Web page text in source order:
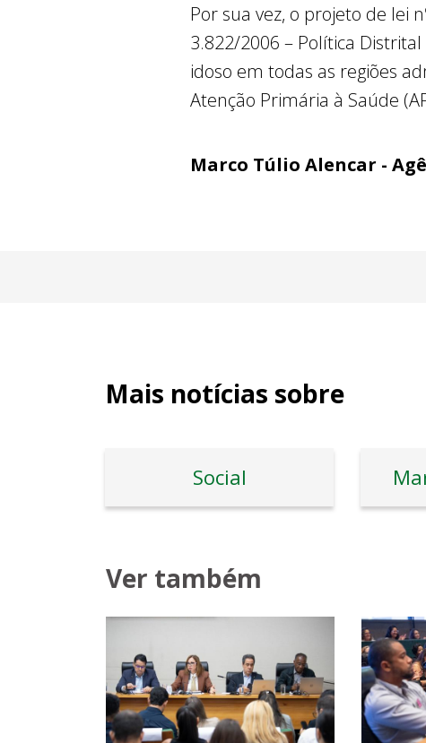
Por sua vez, o projeto de lei
3.822/2006 – Política
idoso em todas as regiões
Atenção Primária à Saúde
Marco Túlio Alencar -
Mais notícias sobre
Social
Ver também